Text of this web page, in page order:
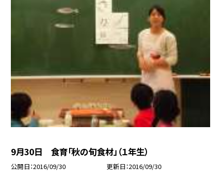
9月30日 食育「秋の旬食材」（１年生）
公開日 2016/09/30 更新日 2016/09/30